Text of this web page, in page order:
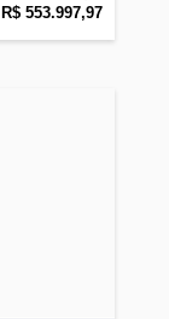
R$ 553.997,97